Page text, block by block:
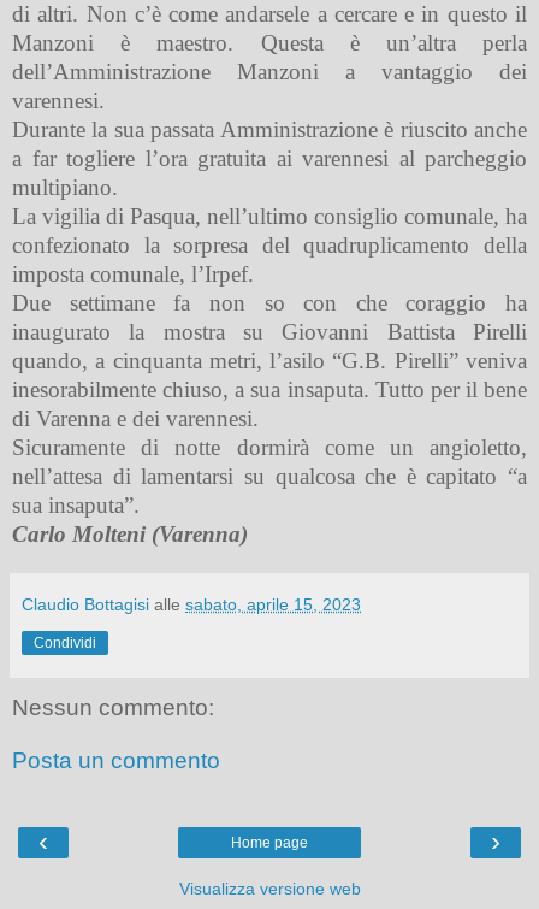
di altri. Non c’è come andarsele a cercare e in questo il
Manzoni è maestro. Questa è un’altra perla
dell’Amministrazione Manzoni a vantaggio dei
varennesi.
Durante la sua passata Amministrazione è riuscito anche
a far togliere l’ora gratuita ai varennesi al parcheggio
multipiano.
La vigilia di Pasqua, nell’ultimo consiglio comunale, ha
confezionato la sorpresa del quadruplicamento della
imposta comunale, l’Irpef.
Due settimane fa non so con che coraggio ha
inaugurato la mostra su Giovanni Battista Pirelli
quando, a cinquanta metri, l’asilo “G.B. Pirelli” veniva
inesorabilmente chiuso, a sua insaputa. Tutto per il bene
di Varenna e dei varennesi.
Sicuramente di notte dormirà come un angioletto,
nell’attesa di lamentarsi su qualcosa che è capitato “a
sua insaputa”.
Carlo Molteni (Varenna)
Claudio Bottagisi alle sabato, aprile 15, 2023
Condividi
Nessun commento:
Posta un commento
‹ ›
Home page
Visualizza versione web